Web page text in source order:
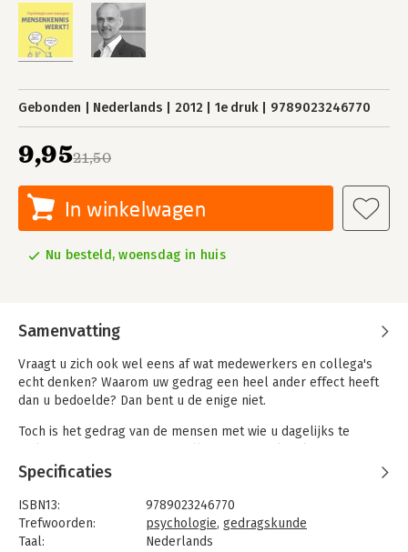
Gebonden Nederlands 2012 1e druk 9789023246770
21,50
9,95
In winkelwagen
Nu besteld, woensdag in huis
Samenvatting
Vraagt u zich ook wel eens af wat medewerkers en collega's
echt denken? Waarom uw gedrag een heel ander effect heeft
dan u bedoelde? Dan bent u de enige niet.
Toch is het gedrag van de mensen met wie u dagelijks te
welke mechanismen erachter zitten. Die bepalen voor een
belangrijk deel hoe we denken, doen en reageren op de
omgeving. En dus ook hoe het er op de werkvloer aan toe gaat.
Hoe meer u daarvan weet, des te minder u ontgaat.
Specificaties
ISBN13:
9789023246770
Trefwoorden:
psychologie, gedragskunde
Taal:
Nederlands